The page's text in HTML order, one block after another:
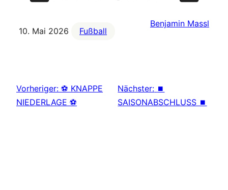
10. Mai 2026 Fußball
Benjamin Massl
Vorheriger: ⚽ KNAPPE
NIEDERLAGE ⚽
Nächster: ⏹
SAISONABSCHLUSS ⏹